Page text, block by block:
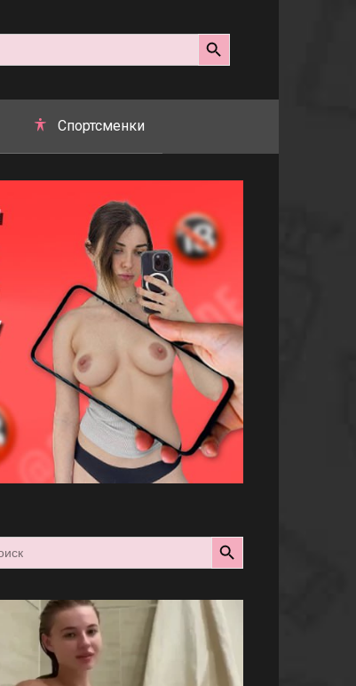
Search Button
Спортсменки
Search Button